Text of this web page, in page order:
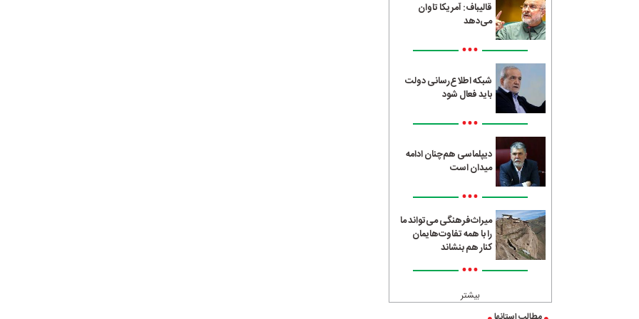
قالیباف: آمریکا تاوان
می‌دهد
•••
شبکه اطلاع‌رسانی دولت
باید فعال شود
•••
دیپلماسی هم‌چنان ادامه
میدان است
•••
میراث‌فرهنگی می‌تواند ما
را با همه تفاوت‌هایمان
کنار هم بنشاند
•••
بیشتر